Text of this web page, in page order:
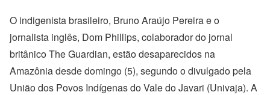
O indigenista brasileiro, Bruno Araújo Pereira e o
jornalista inglês, Dom Phillips, colaborador do jornal
britânico The Guardian, estão desaparecidos na
Amazônia desde domingo (5), segundo o divulgado pela
União dos Povos Indígenas do Vale do Javari (Univaja). A